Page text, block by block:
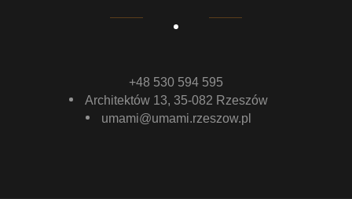
+48 530 594 595
Architektów 13, 35-082 Rzeszów
umami@umami.rzeszow.pl